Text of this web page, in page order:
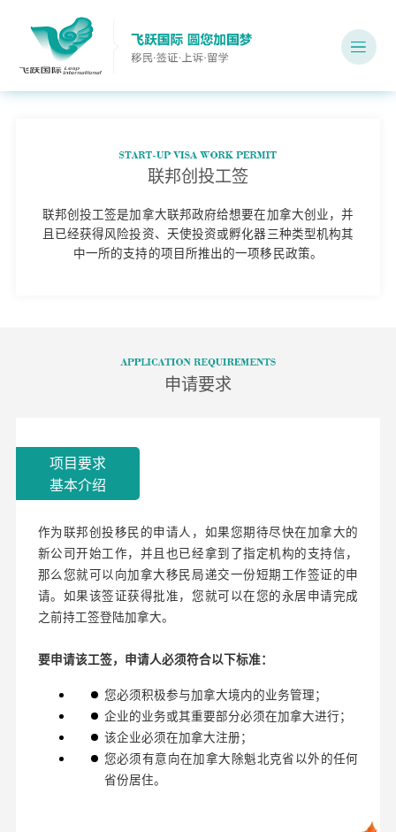
联邦创投工签
联邦创投工签是加拿大联邦政府给想要在加拿大创业，并
且已经获得风险投资、天使投资或孵化器三种类型机构其
中一所的支持的项目所推出的一项移民政策。
申请要求
项目要求
基本介绍
作为联邦创投移民的申请人，如果您期待尽快在加拿大的
新公司开始工作，并且也已经拿到了指定机构的支持信，
那么您就可以向加拿大移民局递交一份短期工作签证的申
请。如果该签证获得批准，您就可以在您的永居申请完成
之前持工签登陆加拿大。
要申请该工签，申请人必须符合以下标准：
您必须积极参与加拿大境内的业务管理；
企业的业务或其重要部分必须在加拿大进行；
该企业必须在加拿大注册；
您必须有意向在加拿大除魁北克省以外的任何
省份居住。